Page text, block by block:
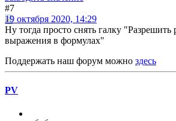
#7
19 октября 2020, 14:29
Ну тогда просто снять галку "Разрешить
выражения в формулах"
Поддержать наш форум можно здесь
PV